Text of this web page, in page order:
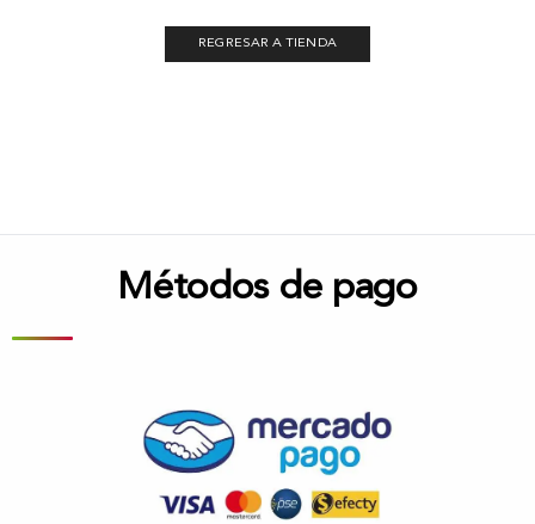
REGRESAR A TIENDA
Métodos de pago